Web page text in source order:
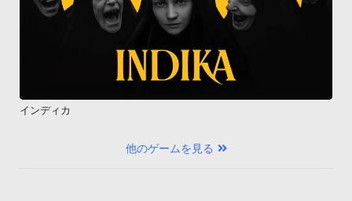
インディカ
他のゲームを見る